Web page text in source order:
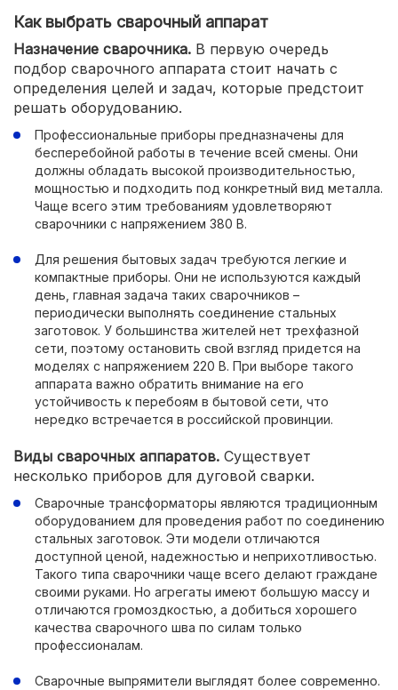
Как выбрать сварочный аппарат
Назначение сварочника. В первую очередь
подбор сварочного аппарата стоит начать с
определения целей и задач, которые предстоит
решать оборудованию.
Профессиональные приборы предназначены для
бесперебойной работы в течение всей смены. Они
должны обладать высокой производительностью,
мощностью и подходить под конкретный вид металла.
Чаще всего этим требованиям удовлетворяют
сварочники с напряжением 380 В.
Для решения бытовых задач требуются легкие и
компактные приборы. Они не используются каждый
день, главная задача таких сварочников –
периодически выполнять соединение стальных
заготовок. У большинства жителей нет трехфазной
сети, поэтому остановить свой взгляд придется на
моделях с напряжением 220 В. При выборе такого
аппарата важно обратить внимание на его
устойчивость к перебоям в бытовой сети, что
нередко встречается в российской провинции.
Виды сварочных аппаратов. Существует
несколько приборов для дуговой сварки.
Сварочные трансформаторы являются традиционным
оборудованием для проведения работ по соединению
стальных заготовок. Эти модели отличаются
доступной ценой, надежностью и неприхотливостью.
Такого типа сварочники чаще всего делают граждане
своими руками. Но агрегаты имеют большую массу и
отличаются громоздкостью, а добиться хорошего
качества сварочного шва по силам только
профессионалам.
Сварочные выпрямители выглядят более современно.